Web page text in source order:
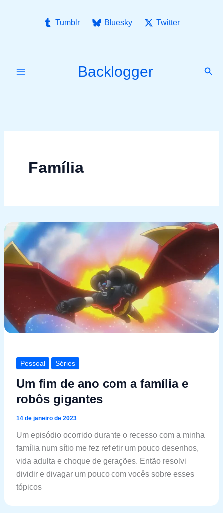
Tumblr Bluesky Twitter
Backlogger
Família
Pessoal Séries
Um fim de ano com a família e
robôs gigantes
14 de janeiro de 2023
Um episódio ocorrido durante o recesso com a minha
família num sítio me fez refletir um pouco desenhos,
vida adulta e choque de gerações. Então resolvi
dividir e divagar um pouco com vocês sobre esses
tópicos